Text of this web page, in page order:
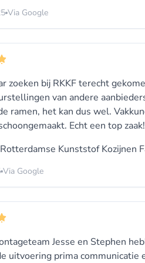
Via Google
zoeken bij RKKF terecht
van andere
ramen, het kan dus wel.
Echt een top zaak!
Rotterdamse Kunststof Kozijnen
Via Google
Jesse en Stephen
uitvoering prima communicatie